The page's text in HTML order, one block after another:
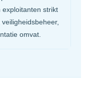
strikt
omvat.